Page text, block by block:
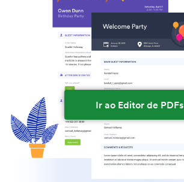
Ir ao Editor de PDFs